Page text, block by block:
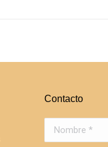
Contacto
Nombre *